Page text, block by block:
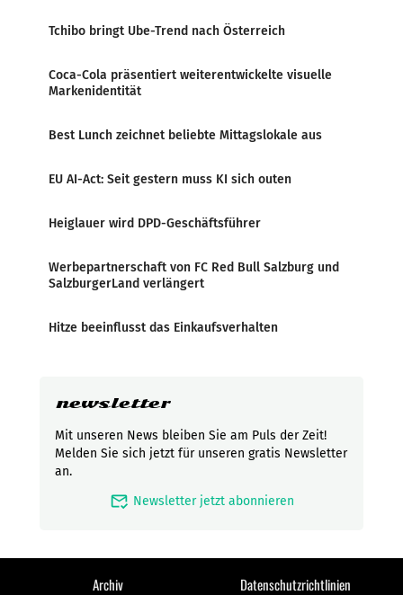
Tchibo bringt Ube-Trend nach Österreich
Coca-Cola präsentiert weiterentwickelte visuelle
Markenidentität
Best Lunch zeichnet beliebte Mittagslokale aus
EU AI-Act: Seit gestern muss KI sich outen
Heiglauer wird DPD-Geschäftsführer
Werbepartnerschaft von FC Red Bull Salzburg und
SalzburgerLand verlängert
Hitze beeinflusst das Einkaufsverhalten
newsletter
Mit unseren News bleiben Sie am Puls der Zeit!
Melden Sie sich jetzt für unseren gratis Newsletter
an.
mark_email_read Newsletter jetzt abonnieren
Archiv Datenschutzrichtlinien